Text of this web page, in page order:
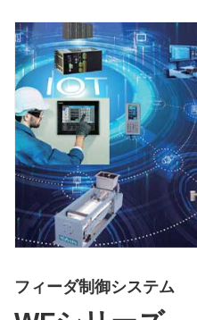
液体充填機
台はかり
LPG充填システム
ロードセル
半導体/HD検査装置
指示計
選別・計測・監視システム
トラックスケール
フィーダ制御システム